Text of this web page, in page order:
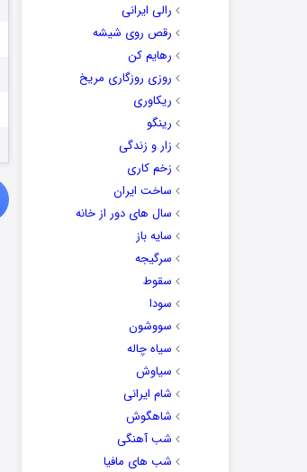
رالی ایرانی
رقص روی شیشه
رهایم کن
روزی روزگاری مریخ
ریکاوری
رینگو
زار و زندگی
زخم کاری
ساخت ایران
سال های دور از خانه
سایه باز
سرگیجه
سقوط
سودا
سووشون
سیاه چاله
سیاوش
شام ایرانی
شاهگوش
شب آهنگی
شب های مافیا